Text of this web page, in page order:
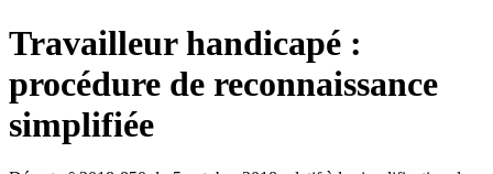
Travailleur handicapé :
procédure de reconnaissance
simplifiée